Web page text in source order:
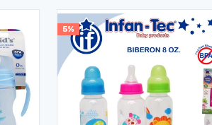
5%